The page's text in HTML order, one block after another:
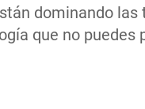
dominando las
que no puedes